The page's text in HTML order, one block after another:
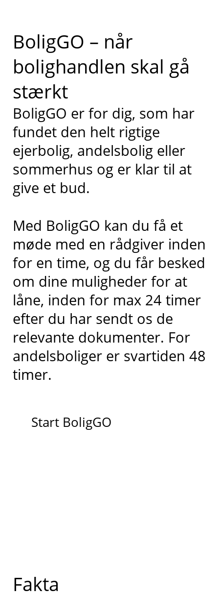
BoligGO – når
bolighandlen skal gå
stærkt
BoligGO er for dig, som har
fundet den helt rigtige
ejerbolig, andelsbolig eller
sommerhus og er klar til at
give et bud.
Med BoligGO kan du få et
møde med en rådgiver inden
for en time, og du får besked
om dine muligheder for at
låne, inden for max 24 timer
efter du har sendt os de
relevante dokumenter. For
andelsboliger er svartiden 48
timer.
Start BoligGO
Fakta